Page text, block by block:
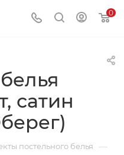
0
сатин
постельного белья —